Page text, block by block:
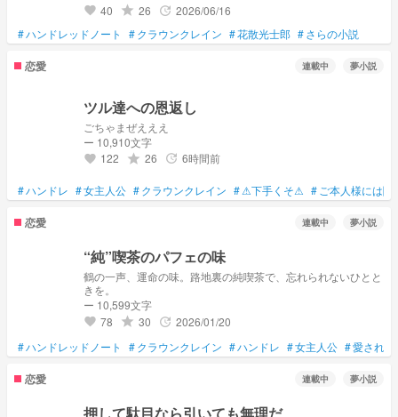
favorite 40 grade 26 update 2026/06/16
#ハンドレッドノート #クラウンクレイン #花散光士郎 #さらの小説
恋愛 連載中 夢小説
ツル達への恩返し
ごちゃまぜえええ
ー 10,910文字
favorite 122 grade 26 update 6時間前
#ハンドレ #女主人公 #クラウンクレイン #⚠下手くそ⚠ # ご本人様には関
恋愛 連載中 夢小説
“純”喫茶のパフェの味
鶴の一声、運命の味。路地裏の純喫茶で、忘れられないひとと
きを。
ー 10,599文字
favorite 78 grade 30 update 2026/01/20
#ハンドレッドノート #クラウンクレイン #ハンドレ #女主人公 #愛され
恋愛 連載中 夢小説